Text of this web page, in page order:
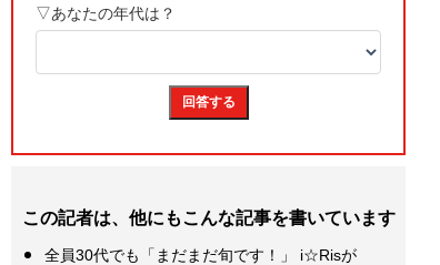
この記者は、他にもこんな記事を書いています
全員30代でも「まだまだ旬です！」 i☆Risが